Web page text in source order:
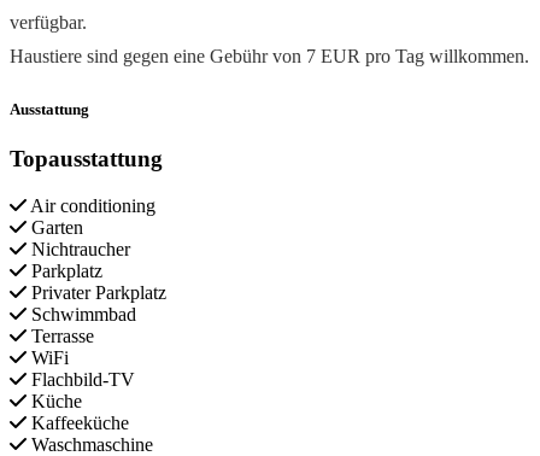
verfügbar.
Haustiere sind gegen eine Gebühr von 7 EUR pro Tag willkommen.
Ausstattung
Topausstattung
Air conditioning
Garten
Nichtraucher
Parkplatz
Privater Parkplatz
Schwimmbad
Terrasse
WiFi
Flachbild-TV
Küche
Kaffeeküche
Waschmaschine